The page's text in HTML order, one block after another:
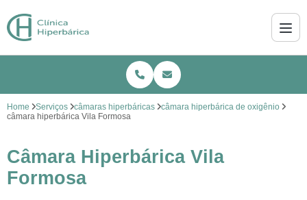
Home Serviços câmaras hiperbáricas
câmara hiperbárica de oxigênio
câmara hiperbárica Vila Formosa
Câmara Hiperbárica Vila
Formosa